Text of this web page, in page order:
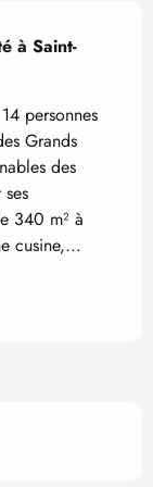
à Saint-
personnes
Grands
des
340 m² à
cusine,...